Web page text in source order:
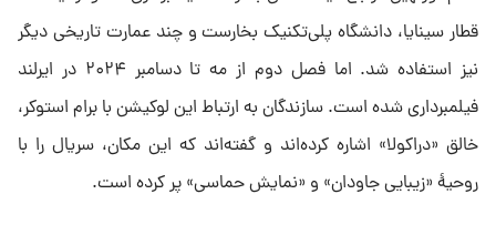
قطار سینایا، دانشگاه پلی‌تکنیک بخارست و چند عمارت تاریخی دیگر
نیز استفاده شد. اما فصل دوم از مه تا دسامبر ۲۰۲۴ در ایرلند
فیلمبرداری شده است. سازندگان به ارتباط این لوکیشن با برام استوکر،
خالق «دراکولا» اشاره کرده‌اند و گفته‌اند که این مکان، سریال را با
روحیهٔ «زیبایی جاودان» و «نمایش حماسی» پر کرده است.